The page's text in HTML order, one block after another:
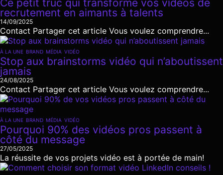
Ce petit truc qui transforme vos vidéos de
recrutement en aimants à talents
14/09/2025
Contact Partager cet article Vous voulez comprendre...
À LA UNE BRAND MÉDIA VIDÉO
Stop aux brainstorms vidéo qui n’aboutissent
jamais
24/08/2025
Contact Partager cet article Vous voulez comprendre...
À LA UNE BRAND MÉDIA VIDÉO
Pourquoi 90% des vidéos pros passent à
côté du message
27/05/2025
La réussite de vos projets vidéo est à portée de main!